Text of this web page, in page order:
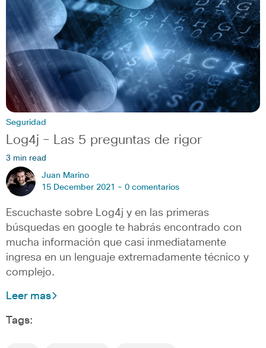
Seguridad
Log4j – Las 5 preguntas de rigor
3 min read
Juan Marino
15 December 2021 - 0 comentarios
Escuchaste sobre Log4j y en las primeras
búsquedas en google te habrás encontrado con
mucha información que casi inmediatamente
ingresa en un lenguaje extremadamente técnico y
complejo.
Leer mas
Tags: